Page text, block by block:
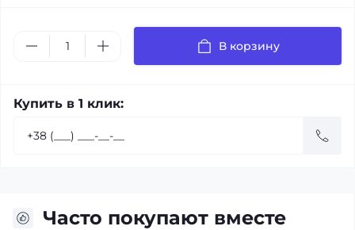
В корзину
Купить в 1 клик:
Часто покупают вместе